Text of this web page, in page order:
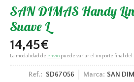
SAN DIMAS Handy
Suave L
14,45€
La modalidad de envío puede variar el importe final del
Ref.: SD67056 Marca: SAN